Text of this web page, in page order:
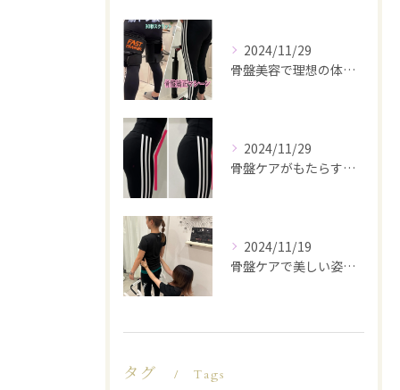
2024/11/29
骨盤美容で理想の体型を実現
2024/11/29
骨盤ケアがもたらす美と健康
2024/11/19
骨盤ケアで美しい姿勢を手に入れる
タグ Tags